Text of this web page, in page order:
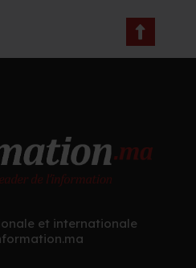
et internationale